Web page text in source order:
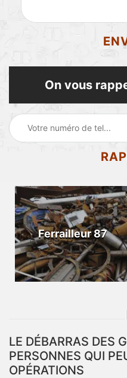
On vous
Ferrailleur 87
LE DÉBARRAS DES
PERSONNES QUI
OPÉRATIONS